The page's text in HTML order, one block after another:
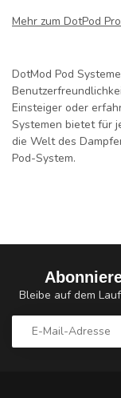
Mehr zum DotPod
DotMod Pod
Einsteiger oder
Systemen bietet für
die Welt des
Pod-System.
Bleibe auf dem